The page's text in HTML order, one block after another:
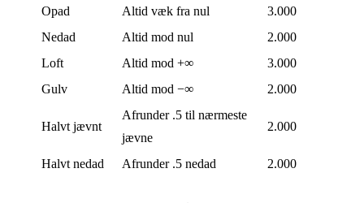
Opad Altid væk fra nul
3.000
Nedad
Altid mod nul
2.000
Loft
Altid mod +∞
3.000
Gulv
Altid mod −∞ 2.000
Halvt jævnt
Afrunder .5 til nærmeste
jævne
2.000
Halvt nedad Afrunder .5 nedad 2.000